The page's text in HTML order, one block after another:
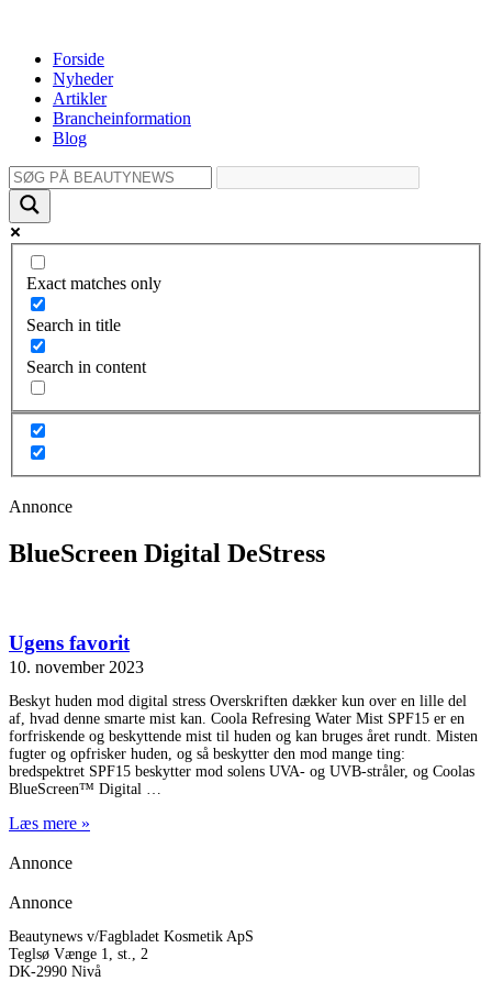
Forside
Nyheder
Artikler
Brancheinformation
Blog
Exact matches only
Search in title
Search in content
Annonce
BlueScreen Digital DeStress
Ugens favorit
10. november 2023
Beskyt huden mod digital stress Overskriften dækker kun over en lille del
af, hvad denne smarte mist kan. Coola Refresing Water Mist SPF15 er en
forfriskende og beskyttende mist til huden og kan bruges året rundt. Misten
fugter og opfrisker huden, og så beskytter den mod mange ting:
bredspektret SPF15 beskytter mod solens UVA- og UVB-stråler, og Coolas
BlueScreen™ Digital
Læs mere »
Annonce
Annonce
Beautynews v/Fagbladet Kosmetik ApS
Teglsø Vænge 1, st., 2
DK-2990 Nivå